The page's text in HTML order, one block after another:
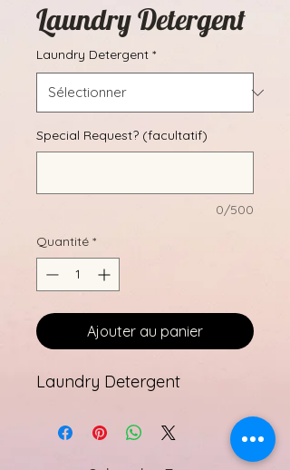
Laundry Detergent
Laundry Detergent *
Special Request? (facultatif)
0/500
Quantité *
Ajouter au panier
Laundry Detergent